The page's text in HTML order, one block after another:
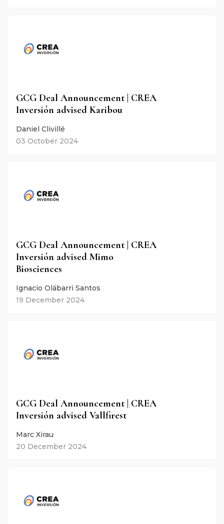
GCG Deal Announcement | CREA
Inversión advised Karibou
Daniel Clivillé
03 October 2024
GCG Deal Announcement | CREA
Inversión advised Mimo
Biosciences
Ignacio Olábarri Santos
19 December 2024
GCG Deal Announcement | CREA
Inversión advised Vallfirest
Marc Xirau
20 December 2024